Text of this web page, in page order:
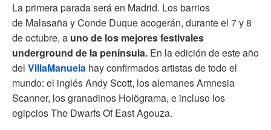
La primera parada será en Madrid. Los barrios
de Malasaña y Conde Duque acogerán, durante el 7 y 8
de octubre, a uno de los mejores festivales
underground de la península. En la edición de este año
del VillaManuela hay confirmados artistas de todo el
mundo: el inglés Andy Scott, los alemanes Amnesia
Scanner, los granadinos Holögrama, e incluso los
egipcios The Dwarfs Of East Agouza.